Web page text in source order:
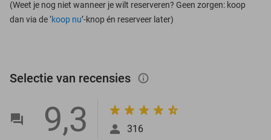
(Weet je nog niet wanneer je wilt reserveren? Geen zorgen: koop
dan via de ‘koop nu’-knop én reserveer later)
Selectie van recensies info_outlined
9,3 316